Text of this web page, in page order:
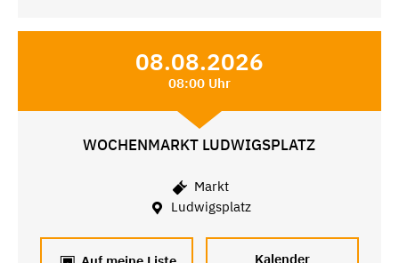
08.08.2026
08:00 Uhr
WOCHENMARKT LUDWIGSPLATZ
Markt
Ludwigsplatz
Kalender